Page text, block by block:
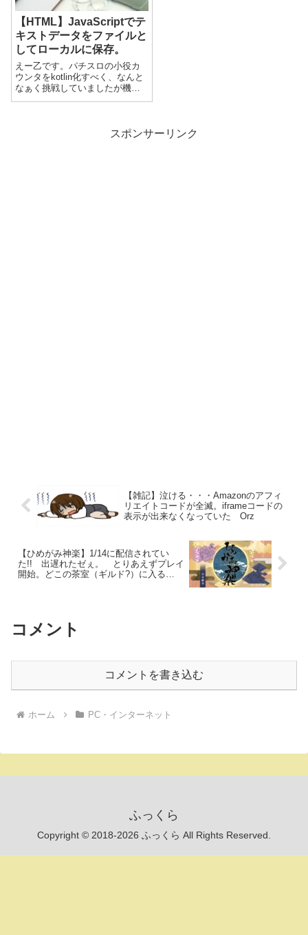
【HTML】JavaScriptでテ
キストデータをファイルと
してローカルに保存。
えー乙です。パチスロの小役カ
ウンタをkotlin化すべく、なんと
なぁく挑戦していましたが機種
データを作成させるツールを作
料で作れないか思案した結果、スポンサーリンク
【雑記】泣ける・・・Amazonのアフィ
リエイトコードが全滅。iframeコードの
表示が出来なくなっていた Orz
【ひめがみ神楽】1/14に配信されてい
た!! 出遅れたゼぇ。 とりあえずプレイ
開始。どこの茶室（ギルド?）に入る
コメント
コメントを書き込む
ホーム PC・インターネット
ふっくら
Copyright © 2018-2026 ふっくら All Rights Reserved.